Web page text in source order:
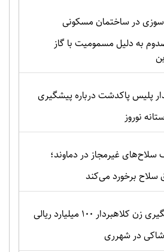
در ساختمان مسکونی
7 مصدوم به دلیل مسمومیت با گاز
پلیس پاکدشت درباره پیشگیری
نوروز
غیرمجاز در دماوند؛
سلاح برخورد می‌کند
دستگیری زن کلاهبردار ۱۰۰ میلیارد ریالی